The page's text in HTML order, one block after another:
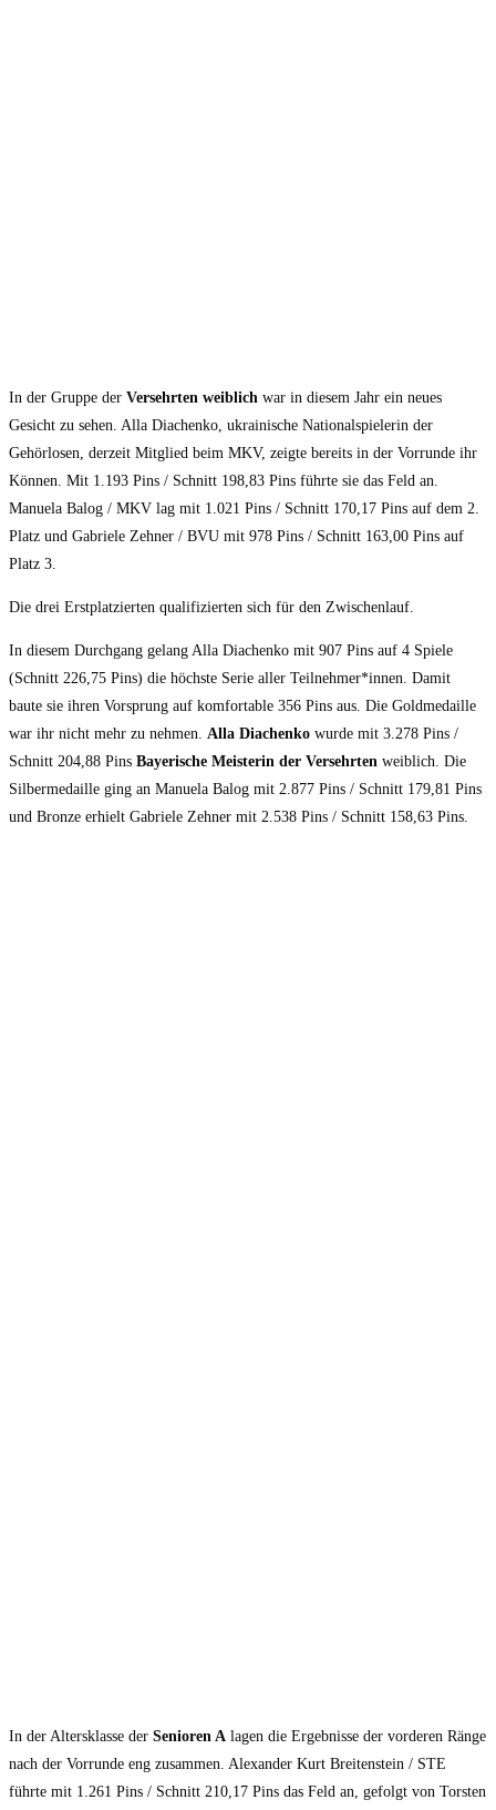
In der Gruppe der Versehrten weiblich war in diesem Jahr ein neues
Gesicht zu sehen. Alla Diachenko, ukrainische Nationalspielerin der
Gehörlosen, derzeit Mitglied beim MKV, zeigte bereits in der Vorrunde ihr
Können. Mit 1.193 Pins / Schnitt 198,83 Pins führte sie das Feld an.
Manuela Balog / MKV lag mit 1.021 Pins / Schnitt 170,17 Pins auf dem 2.
Platz und Gabriele Zehner / BVU mit 978 Pins / Schnitt 163,00 Pins auf
Platz 3.
Die drei Erstplatzierten qualifizierten sich für den Zwischenlauf.
In diesem Durchgang gelang Alla Diachenko mit 907 Pins auf 4 Spiele
(Schnitt 226,75 Pins) die höchste Serie aller Teilnehmer*innen. Damit
baute sie ihren Vorsprung auf komfortable 356 Pins aus. Die Goldmedaille
war ihr nicht mehr zu nehmen. Alla Diachenko wurde mit 3.278 Pins /
Schnitt 204,88 Pins Bayerische Meisterin der Versehrten weiblich. Die
Silbermedaille ging an Manuela Balog mit 2.877 Pins / Schnitt 179,81 Pins
und Bronze erhielt Gabriele Zehner mit 2.538 Pins / Schnitt 158,63 Pins.
In der Altersklasse der Senioren A lagen die Ergebnisse der vorderen Ränge
nach der Vorrunde eng zusammen. Alexander Kurt Breitenstein / STE
führte mit 1.261 Pins / Schnitt 210,17 Pins das Feld an, gefolgt von Torsten